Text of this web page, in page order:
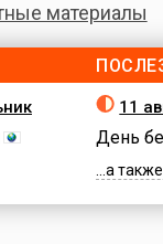
материалы
11
День
...а